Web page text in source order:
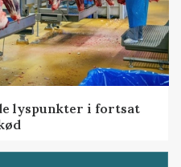
lyspunkter i fortsat